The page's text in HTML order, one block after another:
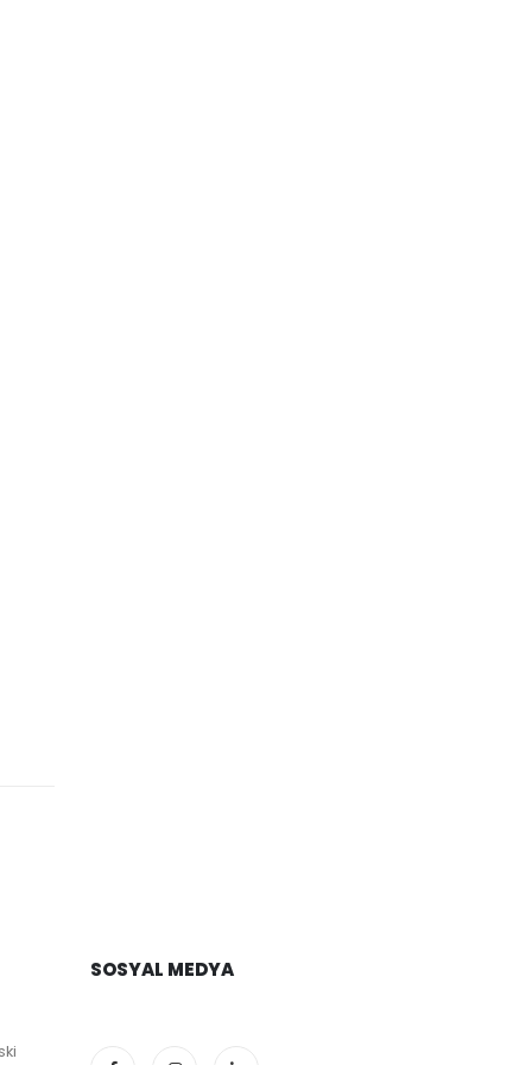
SOSYAL MEDYA